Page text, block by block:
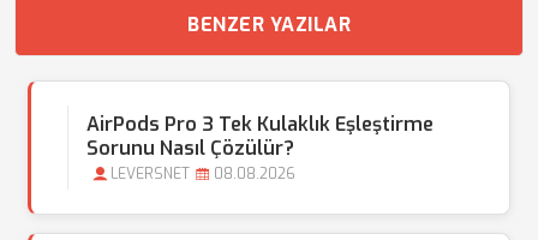
BENZER YAZILAR
AirPods Pro 3 Tek Kulaklık Eşleştirme
Sorunu Nasıl Çözülür?
LEVERSNET 08.08.2026